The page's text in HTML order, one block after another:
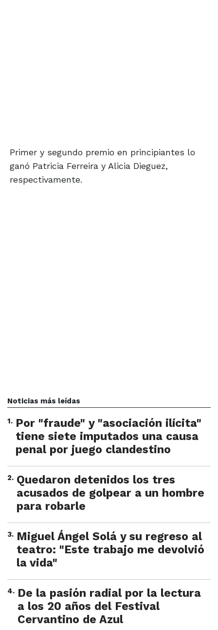
Primer y segundo premio en principiantes lo
ganó Patricia Ferreira y Alicia Dieguez,
respectivamente.
Noticias más leídas
1. Por "fraude" y "asociación ilícita"
tiene siete imputados una causa
penal por juego clandestino
2. Quedaron detenidos los tres
acusados de golpear a un hombre
para robarle
3. Miguel Ángel Solá y su regreso al
teatro: "Este trabajo me devolvió
la vida"
4. De la pasión radial por la lectura
a los 20 años del Festival
Cervantino de Azul